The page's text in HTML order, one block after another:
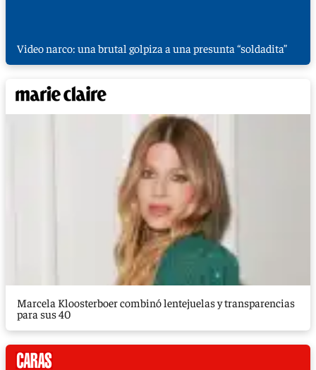
Video narco: una brutal golpiza a una presunta “soldadita”
Marcela Kloosterboer combinó lentejuelas y transparencias
para sus 40